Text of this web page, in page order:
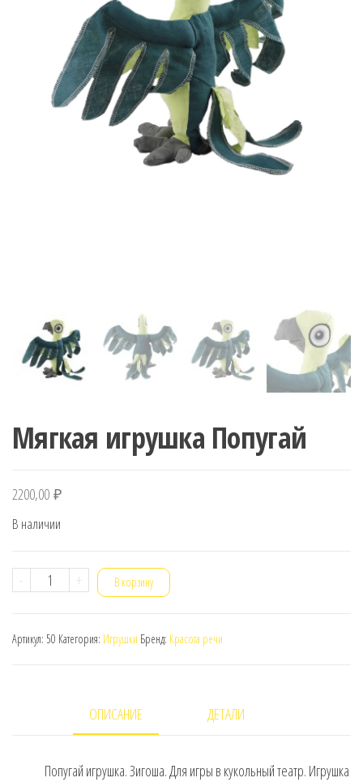
Мягкая игрушка Попугай
2200,00 ₽
В наличии
-
Количество
игрушка
+ В корзину
Артикул: 50 Категория: Игрушки Бренд: Красота речи
ОПИСАНИЕ ДЕТАЛИ
Попугай игрушка. Зигоша. Для игры в кукольный театр. Игрушка